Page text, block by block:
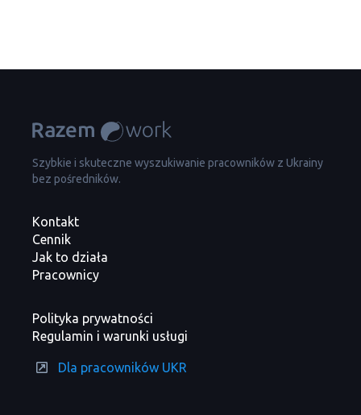
Szybkie i skuteczne wyszukiwanie pracowników z Ukrainy
bez pośredników.
Kontakt
Cennik
Jak to działa
Pracownicy
Polityka prywatności
Regulamin i warunki usługi
Dla pracowników UKR